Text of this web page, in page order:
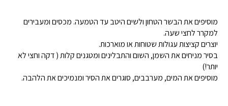
מוסיפים את הבשר הטחון ולשים היטב עד הטמעה. מכסים ומעבירים
למקרר לחצי שעה.
יוצרים קציצות עגולות שטוחות או מוארכות.
בסיר מניחים את השמן, השום והתבלינים ומטגנים קלות ( דקה וחצי לא
יותר!)
מוסיפים את המים, מערבבים, סוגרים את הסיר ומנמיכים את הלהבה.